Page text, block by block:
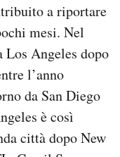
a riportare
mesi. Nel
Los Angeles dopo
l’anno
da San Diego
è così
città dopo New